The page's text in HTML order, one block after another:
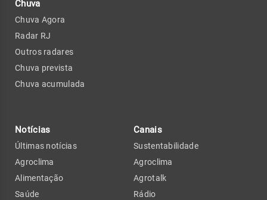
Chuva
Chuva Agora
Radar RJ
Outros radares
Chuva prevista
Chuva acumulada
Notícias
Últimas notícias
Agroclima
Alimentação
Saúde
Canais
Sustentabilidade
Agroclima
Agrotalk
Rádio